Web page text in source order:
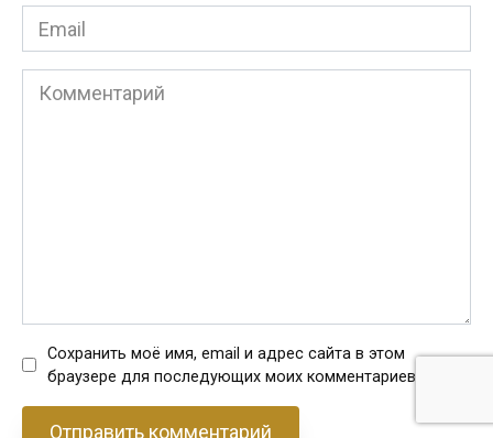
Email
*
Комментарий
Сохранить моё имя, email и адрес сайта в этом
браузере для последующих моих комментариев.